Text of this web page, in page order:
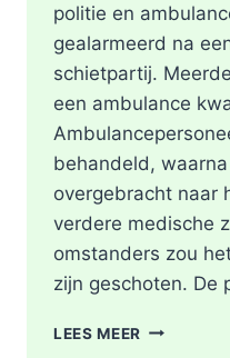
politie en
gealarmeerd na
schietpartij.
een ambulance
behandeld,
overgebracht naar
verdere medische
omstanders zou
zijn geschoten. De
LEES MEER SCHOTEN